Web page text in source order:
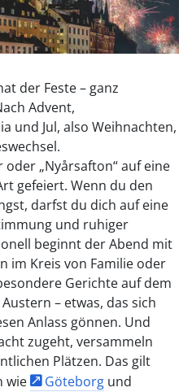
der Feste – ganz
Advent,
und Jul, also Weihnachten,
oder „Nyårsafton“ auf eine
gefeiert. Wenn du den
darfst du dich auf eine
und ruhiger
beginnt der Abend mit
im Kreis von Familie oder
Gerichte auf dem
– etwas, das sich
Anlass gönnen. Und
zugeht, versammeln
Plätzen. Das gilt
wie
Göteborg und